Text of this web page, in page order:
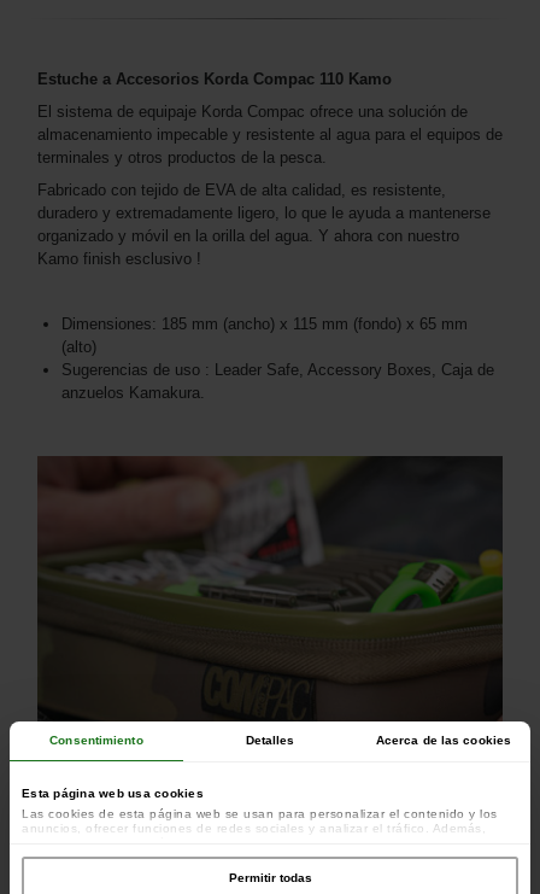
Consentimiento Detalles Acerca de las cookies
Esta página web usa cookies
Las cookies de esta página web se usan para personalizar el contenido y los
anuncios, ofrecer funciones de redes sociales y analizar el tráfico. Además,
colaboradores de redes sociales, publicidad y análisis web, quienes pueden
combinarla con otra información que les haya proporcionado o que hayan
recopilado a partir del uso que haya hecho de sus servicios.
Permitir todas
Estuche a Accesorios Korda Compac 110 Kamo
El sistema de equipaje Korda Compac ofrece una solución de
almacenamiento impecable y resistente al agua para el equipos de
terminales y otros productos de la pesca.
Fabricado con tejido de EVA de alta calidad, es resistente,
duradero y extremadamente ligero, lo que le ayuda a mantenerse
organizado y móvil en la orilla del agua. Y ahora con nuestro
Kamo finish esclusivo !
Dimensiones: 185 mm (ancho) x 115 mm (fondo) x 65 mm
(alto)
Sugerencias de uso : Leader Safe, Accessory Boxes, Caja de
anzuelos Kamakura.